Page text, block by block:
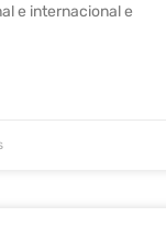
e internacional e